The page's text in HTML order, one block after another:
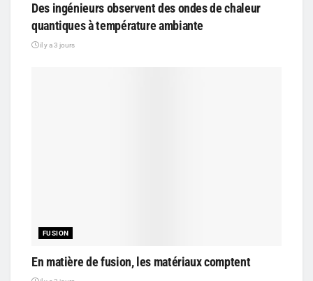
Des ingénieurs observent des ondes de chaleur
quantiques à température ambiante
il y a 3 jours
FUSION
En matière de fusion, les matériaux comptent